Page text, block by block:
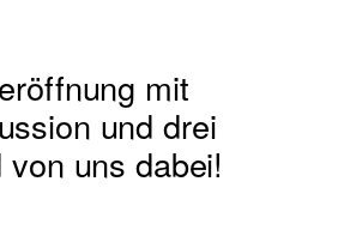
mit
und drei
uns dabei!